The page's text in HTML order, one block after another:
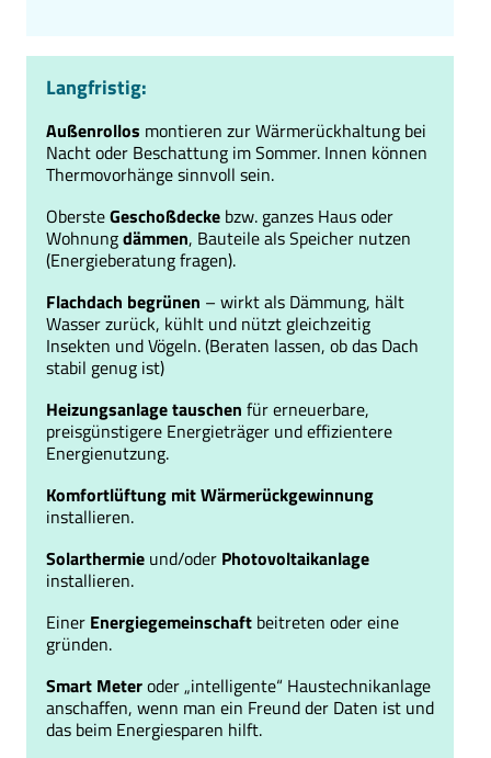
Langfristig:
Außenrollos montieren zur Wärmerückhaltung bei
Nacht oder Beschattung im Sommer. Innen können
Thermovorhänge sinnvoll sein.
ObersteGeschoßdecke bzw. ganzes Haus oder
Wohnungdämmen, Bauteile als Speicher nutzen
(Energieberatung fragen).
Flachdach begrünen – wirkt als Dämmung, hält
Wasser zurück, kühlt und nützt gleichzeitig
Insekten und Vögeln. (Beraten lassen, ob das Dach
stabil genug ist)
Heizungsanlage tauschen für erneuerbare,
preisgünstigere Energieträger und effizientere
Energienutzung.
Komfortlüftung mit Wärmerückgewinnung
installieren.
Solarthermie und/oder Photovoltaikanlage
installieren.
Einer Energiegemeinschaft beitreten oder eine
gründen.
Smart Meteroder „intelligente“ Haustechnikanlage
anschaffen, wenn man ein Freund der Daten ist und
das beim Energiesparen hilft.